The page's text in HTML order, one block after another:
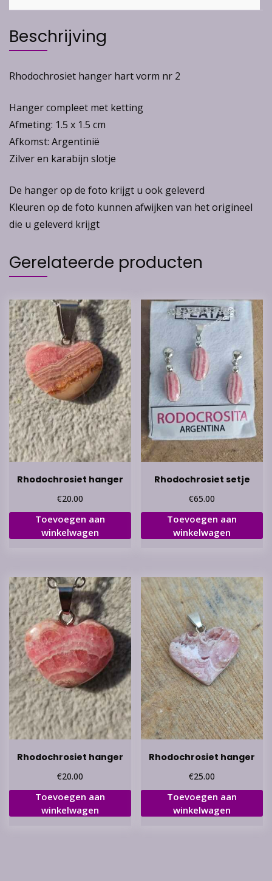
Beschrijving
Rhodochrosiet hanger hart vorm nr 2
Hanger compleet met ketting
Afmeting: 1.5 x 1.5 cm
Afkomst: Argentinië
Zilver en karabijn slotje
De hanger op de foto krijgt u ook geleverd
Kleuren op de foto kunnen afwijken van het origineel
die u geleverd krijgt
Gerelateerde producten
Rhodochrosiet hanger
€20.00
Toevoegen aan
winkelwagen
Rhodochrosiet setje
€65.00
Toevoegen aan
winkelwagen
Rhodochrosiet hanger
€20.00
Toevoegen aan
winkelwagen
Rhodochrosiet hanger
€25.00
Toevoegen aan
winkelwagen